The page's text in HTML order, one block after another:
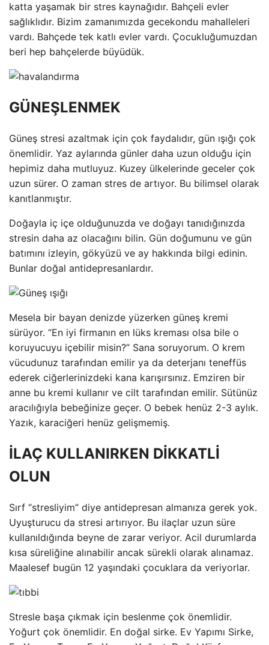
katta yaşamak bir stres kaynağıdır. Bahçeli evler
sağlıklıdır. Bizim zamanımızda gecekondu mahalleleri
vardı. Bahçede tek katlı evler vardı. Çocukluğumuzdan
beri hep bahçelerde büyüdük.
GÜNEŞLENMEK
Güneş stresi azaltmak için çok faydalıdır, gün ışığı çok
önemlidir. Yaz aylarında günler daha uzun olduğu için
hepimiz daha mutluyuz. Kuzey ülkelerinde geceler çok
uzun sürer. O zaman stres de artıyor. Bu bilimsel olarak
kanıtlanmıştır.
Doğayla iç içe olduğunuzda ve doğayı tanıdığınızda
stresin daha az olacağını bilin. Gün doğumunu ve gün
batımını izleyin, gökyüzü ve ay hakkında bilgi edinin.
Bunlar doğal antidepresanlardır.
Mesela bir bayan denizde yüzerken güneş kremi
sürüyor. “En iyi firmanın en lüks kreması olsa bile o
koruyucuyu içebilir misin?” Sana soruyorum. O krem ​​
vücudunuz tarafından emilir ya da deterjanı teneffüs
ederek ciğerlerinizdeki kana karışırsınız. Emziren bir
anne bu kremi kullanır ve cilt tarafından emilir. Sütünüz
aracılığıyla bebeğinize geçer. O bebek henüz 2-3 aylık.
Yazık, karaciğeri henüz gelişmemiş.
İLAÇ KULLANIRKEN DİKKATLİ
OLUN
Sırf “stresliyim” diye antidepresan almanıza gerek yok.
Uyuşturucu da stresi artırıyor. Bu ilaçlar uzun süre
kullanıldığında beyne de zarar veriyor. Acil durumlarda
kısa süreliğine alınabilir ancak sürekli olarak alınamaz.
Maalesef bugün 12 yaşındaki çocuklara da veriyorlar.
Stresle başa çıkmak için beslenme çok önemlidir.
Yoğurt çok önemlidir. En doğal sirke. Ev Yapımı Sirke,